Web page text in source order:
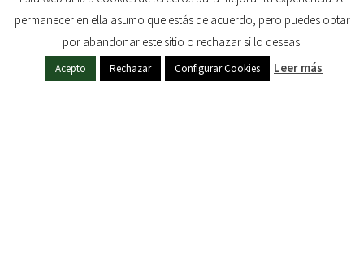
c
HERMANDAD DE NUESTRA SEÑORA DEL SOL © 1997
- 2020. TODOS LOS DERECHOS RESERVADOS
permanecer en ella asumo que estás de acuerdo, pero puedes optar
por abandonar este sitio o rechazar si lo deseas.
Acepto Rechazar Configurar Cookies Leer más